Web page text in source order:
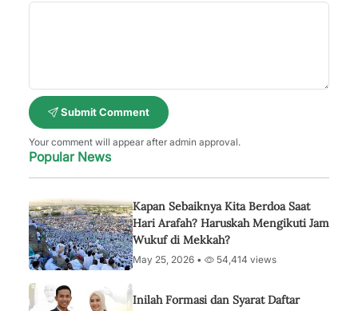
Submit Comment
Your comment will appear after admin approval.
Popular News
Kapan Sebaiknya Kita Berdoa Saat
Hari Arafah? Haruskah Mengikuti Jam
Wukuf di Mekkah?
May 25, 2026 • 54,414 views
Inilah Formasi dan Syarat Daftar